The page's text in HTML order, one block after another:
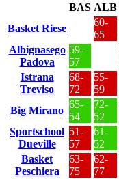
BAS ALB
Basket Riese
60-
65
Albignasego
Padova
59-
57
Istrana
Treviso
68-
72
55-
59
Big Mirano
65-
54
72-
52
Sportschool
Dueville
51-
57
61-
52
Basket
Peschiera
63-
75
62-
77